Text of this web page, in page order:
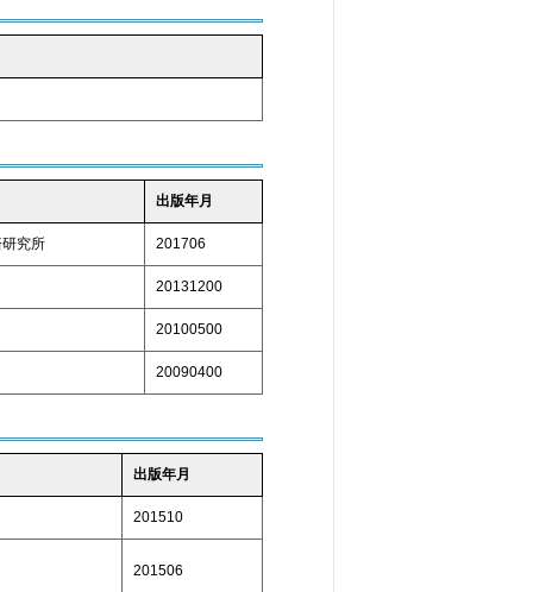
出版年月
究所 201706
20131200
20100500
20090400
出版年月
201510
201506